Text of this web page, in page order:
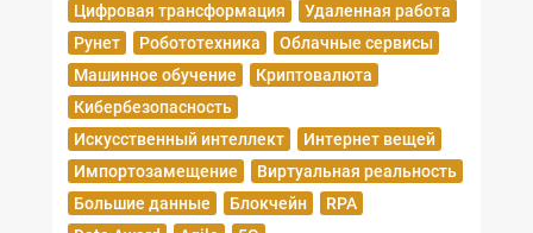
Цифровая трансформация
Удаленная работа
Рунет
Робототехника
Облачные сервисы
Машинное обучение
Криптовалюта
Кибербезопасность
Искусственный интеллект
Интернет вещей
Импортозамещение
Виртуальная реальность
Большие данные
Блокчейн
RPA